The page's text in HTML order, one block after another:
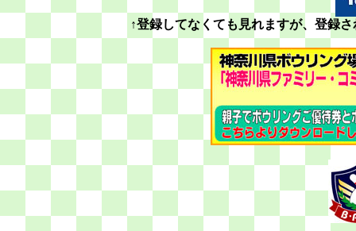
↑登録してなくても見れますが、登録